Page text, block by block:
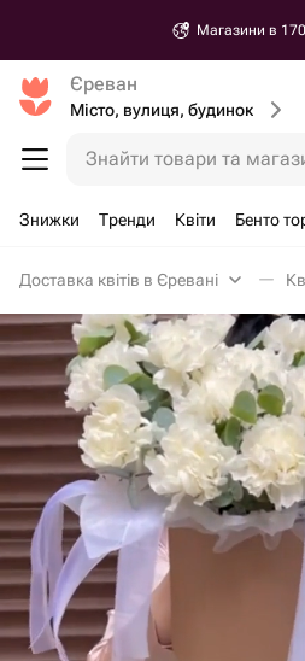
Магазини в
Єреван
Місто, вулиця, будинок
Знайти товари та
Знижки Тренди Квіти Бенто
Доставка квітів в Єревані